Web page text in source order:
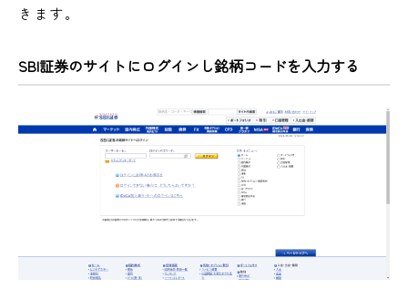
きます。
SBI証券のサイトにログインし銘柄コードを入力する